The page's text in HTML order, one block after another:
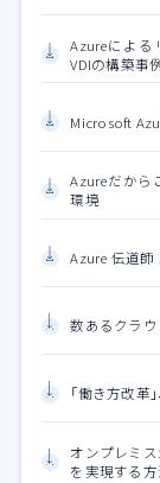
Azureによ
VDIの構築事
Microsoft
Azureだから
環境
Azure 伝道師
数あるクラ
「働き方改革
オンプレミ
を実現する方